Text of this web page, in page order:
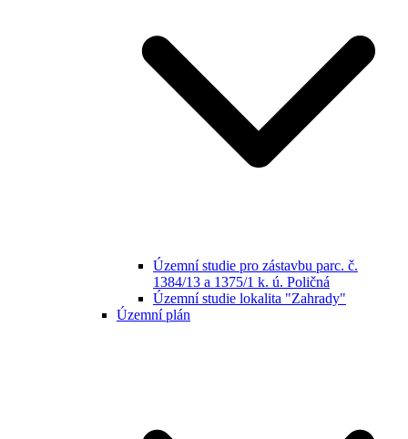
Územní studie pro zástavbu parc. č.
1384/13 a 1375/1 k. ú. Poličná
Územní studie lokalita "Zahrady"
Územní plán